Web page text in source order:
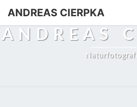
ANDREAS CIERPKA
ANDREAS